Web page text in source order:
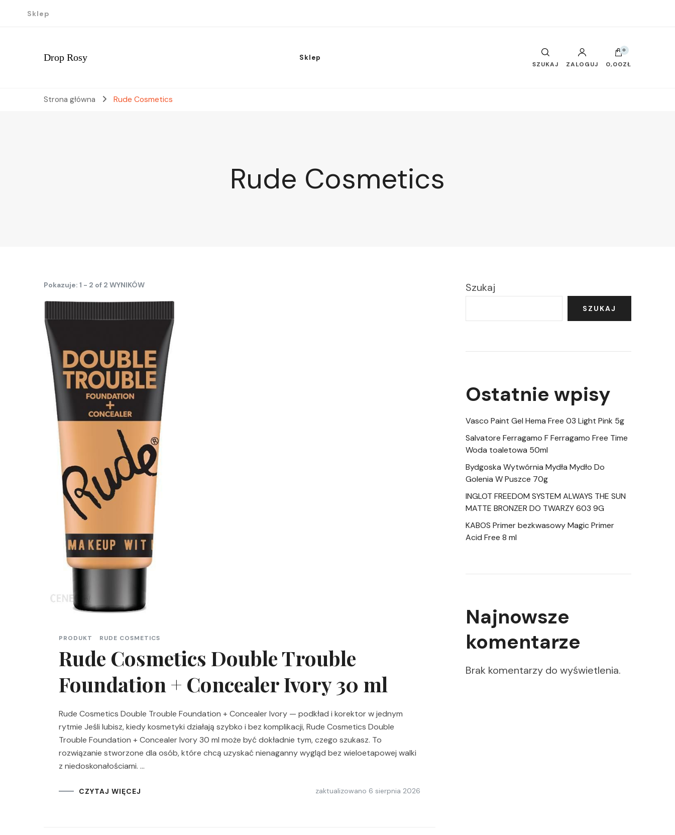
Sklep
Drop Rosy Sklep
SZUKAJ ZALOGUJ
0
0,00ZŁ
Strona główna Rude Cosmetics
Rude Cosmetics
Pokazuje: 1 - 2 of 2 WYNIKÓW
PRODUKT RUDE COSMETICS
Rude Cosmetics Double Trouble
Foundation + Concealer Ivory 30 ml
Rude Cosmetics Double Trouble Foundation + Concealer Ivory — podkład i korektor w jednym
rytmie Jeśli lubisz, kiedy kosmetyki działają szybko i bez komplikacji, Rude Cosmetics Double
Trouble Foundation + Concealer Ivory 30 ml może być dokładnie tym, czego szukasz. To
rozwiązanie stworzone dla osób, które chcą uzyskać nienaganny wygląd bez wieloetapowej walki
z niedoskonałościami. …
CZYTAJ WIĘCEJ zaktualizowano 6 sierpnia 2026
Szukaj
SZUKAJ
Ostatnie wpisy
Vasco Paint Gel Hema Free 03 Light Pink 5g
Salvatore Ferragamo F Ferragamo Free Time
Woda toaletowa 50ml
Bydgoska Wytwórnia Mydła Mydło Do
Golenia W Puszce 70g
INGLOT FREEDOM SYSTEM ALWAYS THE SUN
MATTE BRONZER DO TWARZY 603 9G
KABOS Primer bezkwasowy Magic Primer
Acid Free 8 ml
Najnowsze
komentarze
Brak komentarzy do wyświetlenia.